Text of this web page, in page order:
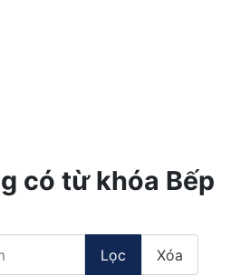
có từ khóa Bếp
Lọc Xóa